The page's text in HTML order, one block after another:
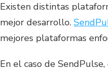
Existen distintas
mejor desarrollo.
mejores plataformas
En el caso de